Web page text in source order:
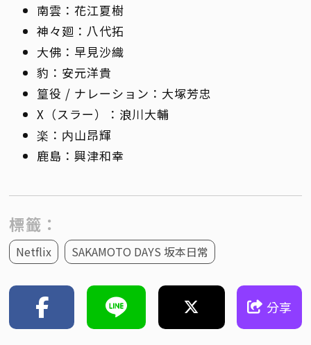
南雲：花江夏樹
神々廻：八代拓
大佛：早見沙織
豹：安元洋貴
篁役 / ナレーション：大塚芳忠
X（スラー）：浪川大輔
楽：内山昂輝
鹿島：興津和幸
標籤：
Netflix SAKAMOTO DAYS 坂本日常
分享